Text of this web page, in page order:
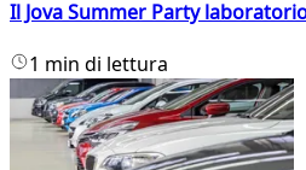
Il Jova Summer Party
1 min di lettura